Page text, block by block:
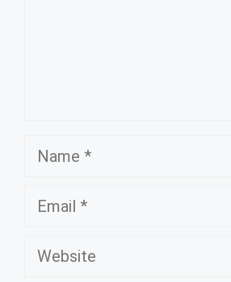
Name
Email
Website